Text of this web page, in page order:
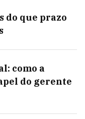
do que prazo
como a
do gerente